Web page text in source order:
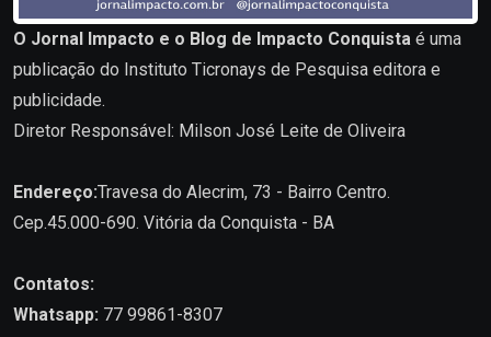
O Jornal Impacto e o Blog de Impacto Conquista é uma
publicação do Instituto Ticronays de Pesquisa editora e
publicidade.
Diretor Responsável: Milson José Leite de Oliveira
Endereço:Travesa do Alecrim, 73 - Bairro Centro.
Cep.45.000-690. Vitória da Conquista - BA
Contatos:
Whatsapp: 77 99861-8307